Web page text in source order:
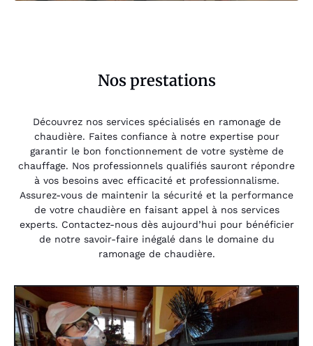
Nos prestations
Découvrez nos services spécialisés en ramonage de
chaudière. Faites confiance à notre expertise pour
garantir le bon fonctionnement de votre système de
chauffage. Nos professionnels qualifiés sauront répondre
à vos besoins avec efficacité et professionnalisme.
Assurez-vous de maintenir la sécurité et la performance
de votre chaudière en faisant appel à nos services
experts. Contactez-nous dès aujourd’hui pour bénéficier
de notre savoir-faire inégalé dans le domaine du
ramonage de chaudière.